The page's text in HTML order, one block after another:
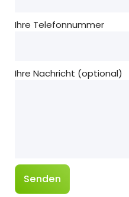
Ihre Telefonnummer
Ihre Nachricht (optional)